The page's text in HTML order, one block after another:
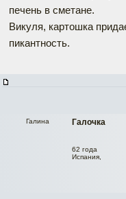
печень в сметане.
Викуля, картошка
пикантность.
Галочка
Галина
62 года
Испания,